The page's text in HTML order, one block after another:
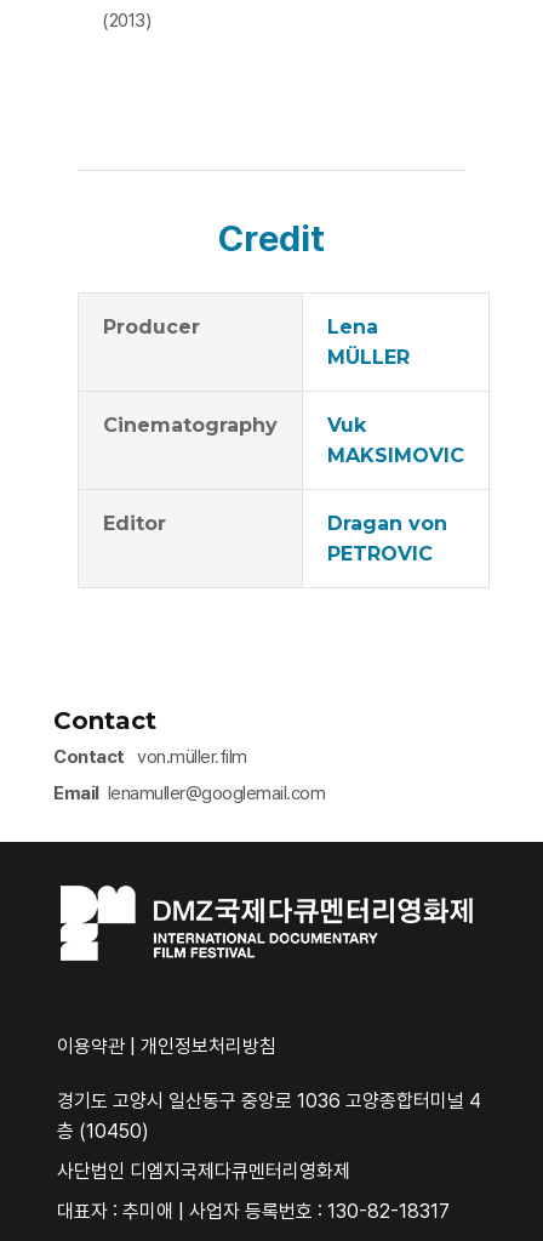
(2013)
Credit
Producer
Lena
MÜLLER
Cinematography
Vuk
MAKSIMOVIC
Editor
Dragan von
PETROVIC
Contact
Contact von.müller.film
Emaillenamuller@googlemail.com​
이용약관 개인정보처리방침
경기도 고양시 일산동구 중앙로 1036 고양종합터미널 4
층 (10450)
사단법인 디엠지국제다큐멘터리영화제
대표자 : 추미애 | 사업자 등록번호 : 130-82-18317